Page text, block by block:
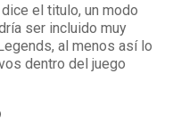
el titulo, un modo
ser incluido muy
al menos así lo
dentro del juego